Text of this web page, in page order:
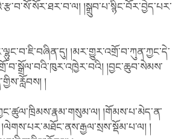
།སྒྲུབ་པ་སྙིང་བོར་བྱེད་པར་
།མར་གྱུར་འགྲོ་བ་ཀུན་ཀྱང་དེ་
།བྱང་ཆུབ་སེམས་
།
།གོམས་པ་མེད་ན་
།